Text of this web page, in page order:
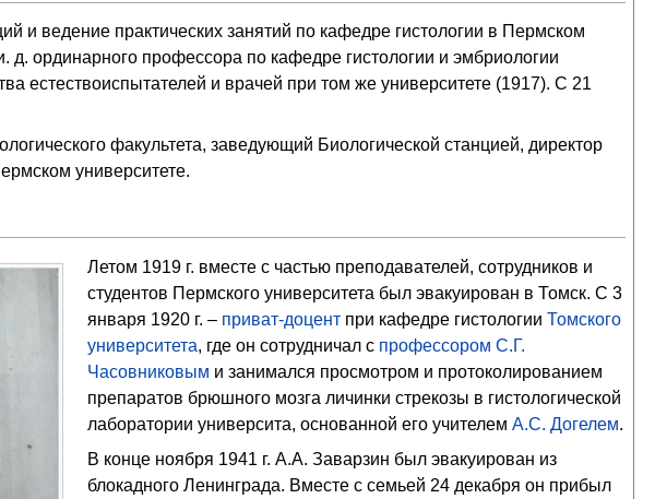
и ведение практических занятий по кафедре гистологии в Пермском
д. ординарного профессора по кафедре гистологии и эмбриологии
естествоиспытателей и врачей при том же университете (1917). С 21
факультета, заведующий Биологической станцией, директор
университете.
Летом 1919 г. вместе с частью преподавателей, сотрудников и
студентов Пермского университета был эвакуирован в Томск. С 3
января 1920 г. – приват-доцент при кафедре гистологииТомского
университета, где он сотрудничал с профессором С.Г.
Часовниковым и занимался просмотром и протоколированием
препаратов брюшного мозга личинки стрекозы в гистологической
лаборатории университа, основанной его учителемА.С. Догелем.
В конце ноября 1941 г. А.А. Заварзин был эвакуирован из
блокадного Ленинграда. Вместе с семьей 24 декабря он прибыл